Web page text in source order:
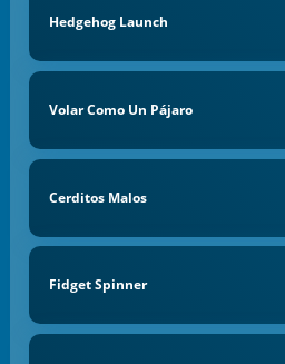
Hedgehog Launch
Volar Como Un Pájaro
Cerditos Malos
Fidget Spinner